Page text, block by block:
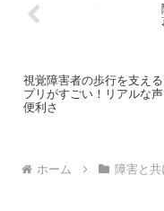
視覚障害者の歩行を支え
プリがすごい！リアルな
便利さ
ホーム 障害と